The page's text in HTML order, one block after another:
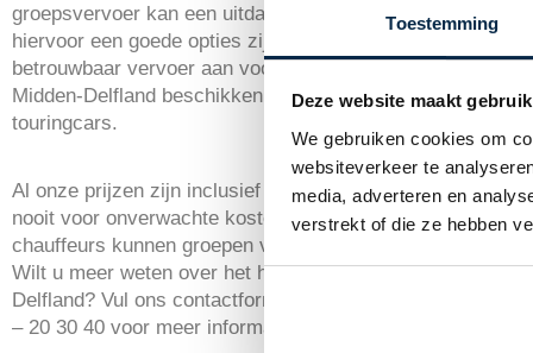
Toestemming
Deze website maakt
We gebruiken cookies om
websiteverkeer te
media, adverteren en
verstrekt of die ze hebben
groepsvervoer kan een uitdaging zijn. Een touringcar huren
hiervoor een goede opties zijn. Wij bieden al jarenlang
betrouwbaar vervoer aan voor groepen vanuit Midden-
Midden-Delfland beschikken wij dan ook over een grote
touringcars.
Al onze prijzen zijn inclusief tol, parkeerkosten en
nooit voor onverwachte kosten komt te staan. Onze
chauffeurs kunnen groepen van 10 tot wel 4000 personen
Wilt u meer weten over het huren van een touringcar in
Delfland? Vul ons contactformulier in op de website of bel
– 20 30 40 voor meer informatie.